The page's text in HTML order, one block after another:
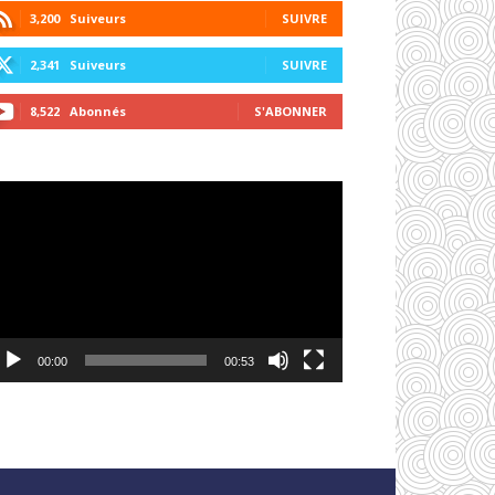
3,200 Suiveurs SUIVRE
2,341 Suiveurs SUIVRE
8,522 Abonnés S'ABONNER
00:00 00:53